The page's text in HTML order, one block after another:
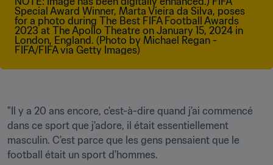
"Il y a 20 ans encore, c'est-à-dire quand j'ai commencé
dans ce sport que j'adore, il était essentiellement
masculin. C'est parce que les gens pensaient que le
football était un sport d'hommes.